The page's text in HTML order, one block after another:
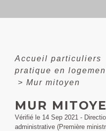
Accueil particuliers
pratique en
> Mur mitoyen
MUR
Vérifié le 14 Sep 2021 -
administrative (Première